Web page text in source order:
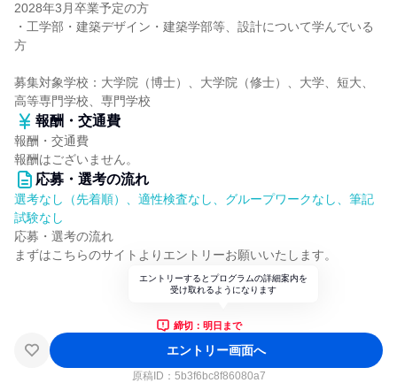
2028年3月卒業予定の方
・工学部・建築デザイン・建築学部等、設計について学んでいる
方
募集対象学校：大学院（博士）、大学院（修士）、大学、短大、
高等専門学校、専門学校
報酬・交通費
報酬・交通費
報酬はございません。
応募・選考の流れ
選考なし（先着順）、適性検査なし、グループワークなし、筆記
試験なし
応募・選考の流れ
まずはこちらのサイトよりエントリーお願いいたします。
エントリーするとプログラムの詳細案内を
受け取れるようになります
締切：明日まで
エントリー画面へ
原稿ID： 5b3f6bc8f86080a7